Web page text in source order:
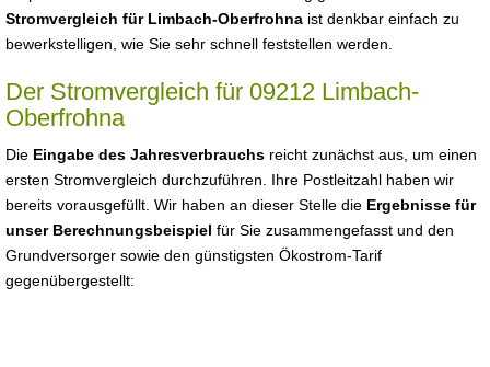
Stromvergleich für Limbach-Oberfrohna ist denkbar einfach zu
bewerkstelligen, wie Sie sehr schnell feststellen werden.
Der Stromvergleich für 09212 Limbach-
Oberfrohna
Die Eingabe des Jahresverbrauchs reicht zunächst aus, um einen
ersten Stromvergleich durchzuführen. Ihre Postleitzahl haben wir
bereits vorausgefüllt. Wir haben an dieser Stelle die Ergebnisse für
unser Berechnungsbeispiel für Sie zusammengefasst und den
Grundversorger sowie den günstigsten Ökostrom-Tarif
gegenübergestellt: